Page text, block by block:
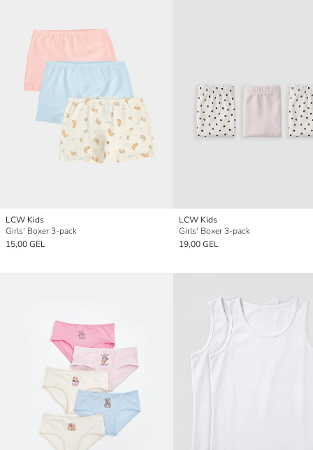
LCW Kids
Girls' Boxer 3-pack
15,00 GEL
LCW Kids
Girls' Boxer 3-pack
19,00 GEL